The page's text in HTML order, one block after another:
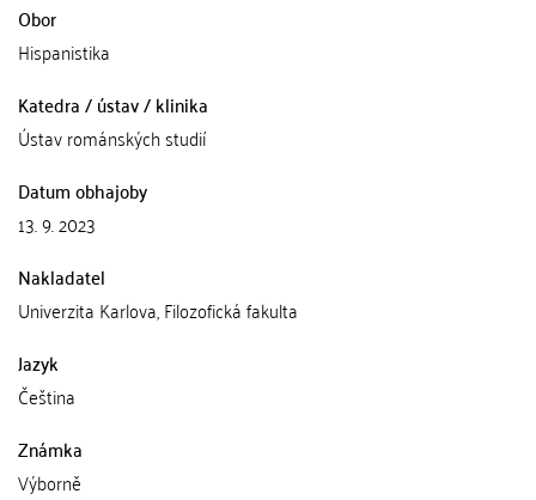
Obor
Hispanistika
Katedra / ústav / klinika
Ústav románských studií
Datum obhajoby
13. 9. 2023
Nakladatel
Univerzita Karlova, Filozofická fakulta
Jazyk
Čeština
Známka
Výborně